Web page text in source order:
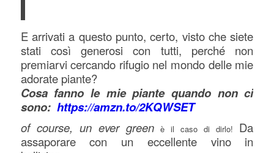
E arrivati a questo punto, certo, visto che siete
stati così generosi con tutti, perché non
premiarvi cercando rifugio nel mondo delle mie
adorate piante?
Cosa fanno le mie piante quando non ci
sono: https://amzn.to/2KQWSET
of course, un ever greenè il caso di dirlo! Da
assaporare con un eccellente vino in